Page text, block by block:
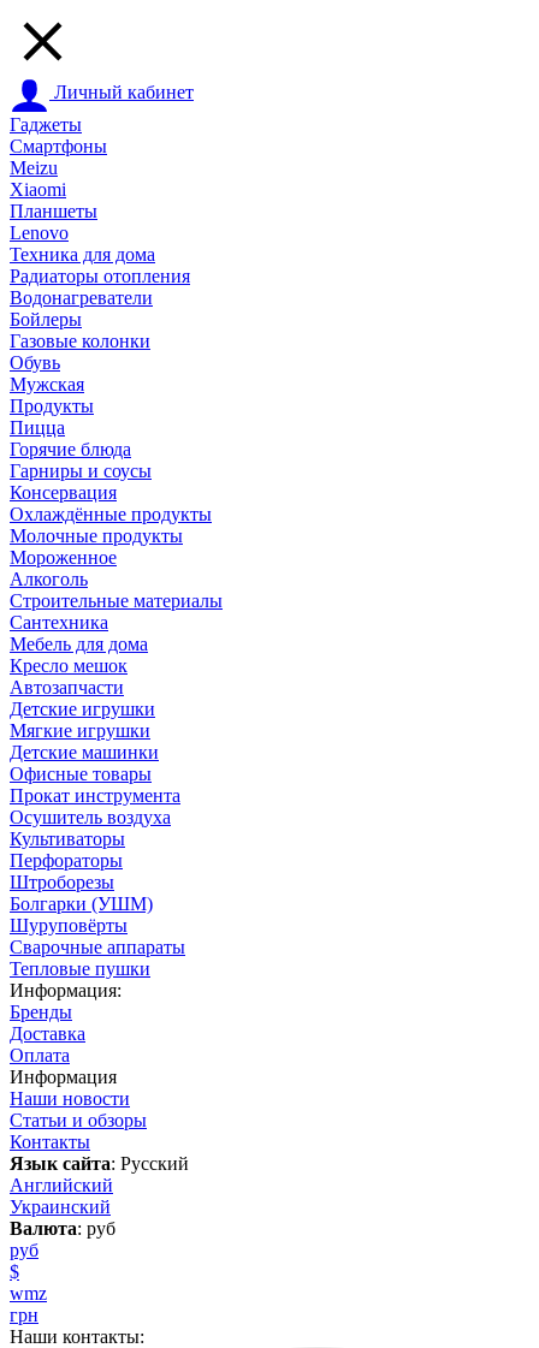
Личный кабинет
Гаджеты
Смартфоны
Meizu
Xiaomi
Планшеты
Lenovo
Техника для дома
Радиаторы отопления
Водонагреватели
Бойлеры
Газовые колонки
Обувь
Мужская
Продукты
Пицца
Горячие блюда
Гарниры и соусы
Консервация
Охлаждённые продукты
Молочные продукты
Мороженное
Алкоголь
Строительные материалы
Сантехника
Мебель для дома
Кресло мешок
Автозапчасти
Детские игрушки
Мягкие игрушки
Детские машинки
Офисные товары
Прокат инструмента
Осушитель воздуха
Культиваторы
Перфораторы
Штроборезы
Болгарки (УШМ)
Шуруповёрты
Сварочные аппараты
Тепловые пушки
Информация:
Бренды
Доставка
Оплата
Информация
Наши новости
Статьи и обзоры
Контакты
Язык сайта: Русский
Английский
Украинский
Валюта: руб
руб
$
wmz
грн
Наши контакты: